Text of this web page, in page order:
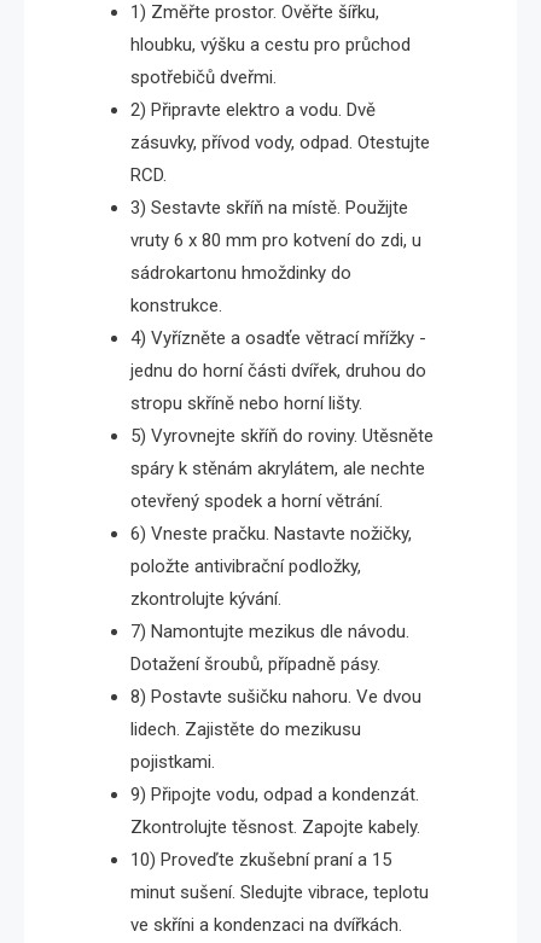
1) Změřte prostor. Ověřte šířku,
hloubku, výšku a cestu pro průchod
spotřebičů dveřmi.
2) Připravte elektro a vodu. Dvě
zásuvky, přívod vody, odpad. Otestujte
RCD.
3) Sestavte skříň na místě. Použijte
vruty 6 x 80 mm pro kotvení do zdi, u
sádrokartonu hmoždinky do
konstrukce.
4) Vyřízněte a osadťe větrací mřížky -
jednu do horní části dvířek, druhou do
stropu skříně nebo horní lišty.
5) Vyrovnejte skříň do roviny. Utěsněte
spáry k stěnám akrylátem, ale nechte
otevřený spodek a horní větrání.
6) Vneste pračku. Nastavte nožičky,
položte antivibrační podložky,
zkontrolujte kývání.
7) Namontujte mezikus dle návodu.
Dotažení šroubů, případně pásy.
8) Postavte sušičku nahoru. Ve dvou
lidech. Zajistěte do mezikusu
pojistkami.
9) Připojte vodu, odpad a kondenzát.
Zkontrolujte těsnost. Zapojte kabely.
10) Proveďte zkušební praní a 15
minut sušení. Sledujte vibrace, teplotu
ve skříni a kondenzaci na dvířkách.